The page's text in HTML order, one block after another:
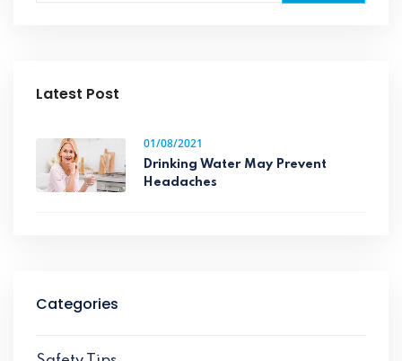
Latest Post
01/08/2021
Drinking Water May Prevent
Headaches
Categories